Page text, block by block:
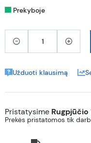
Prekyboje
Užduoti klausimą
Pristatysime Rugpjūčio
Prekės pristatomos tik